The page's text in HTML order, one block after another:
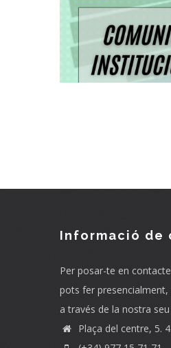
El Servei
Informació de
Per posar-te en
pots fer
a través de la nostra
Plaça del centre, 5.